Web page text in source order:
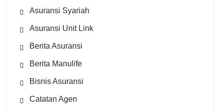
Asuransi Syariah
Asuransi Unit Link
Berita Asuransi
Berita Manulife
Bisnis Asuransi
Catatan Agen